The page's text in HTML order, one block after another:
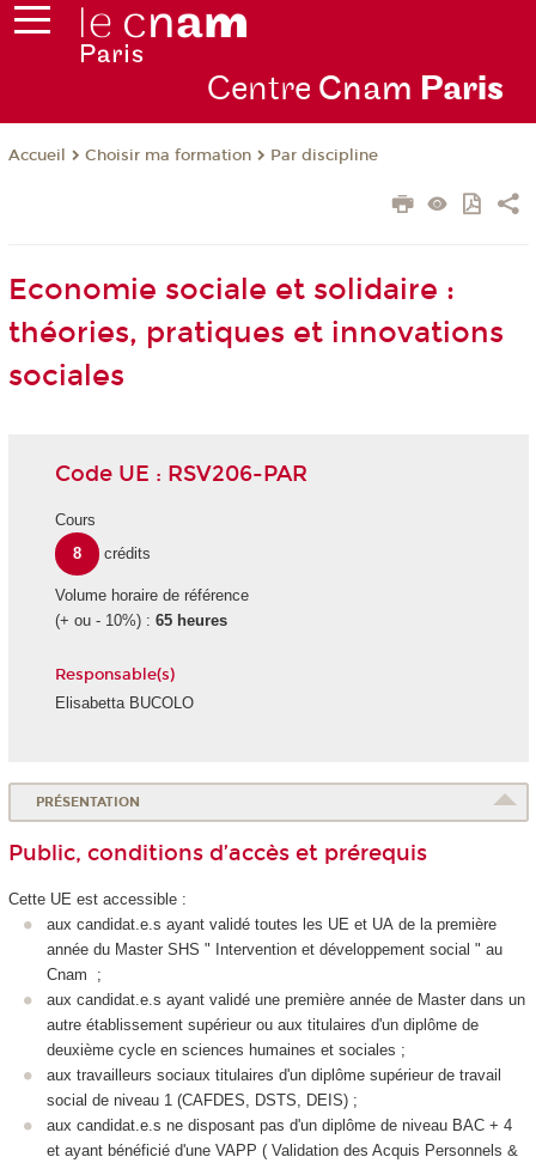
Centre Cnam Paris
Accueil Choisir ma formation Par discipline
Economie sociale et solidaire :
théories, pratiques et innovations
sociales
Code UE : RSV206-PAR
Cours
8
crédits
Volume horaire de référence
(+ ou - 10%) : 65 heures
Responsable(s)
Elisabetta BUCOLO
PRÉSENTATION
Public, conditions d’accès et prérequis
Cette UE est accessible :
aux candidat.e.s ayant validé toutes les UE et UA de la première
année du Master SHS " Intervention et développement social " au
Cnam ;
aux candidat.e.s ayant validé une première année de Master dans un
autre établissement supérieur ou aux titulaires d'un diplôme de
deuxième cycle en sciences humaines et sociales ;
aux travailleurs sociaux titulaires d'un diplôme supérieur de travail
social de niveau 1 (CAFDES, DSTS, DEIS) ;
aux candidat.e.s ne disposant pas d'un diplôme de niveau BAC + 4
et ayant bénéficié d'une VAPP ( Validation des Acquis Personnels &